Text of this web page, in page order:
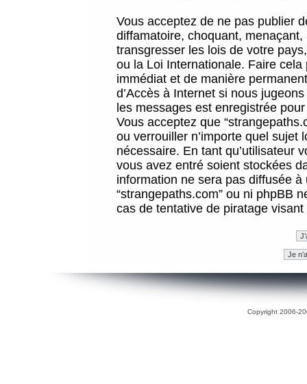
Vous acceptez de ne pas publier
diffamatoire, choquant,
transgresser les lois de votre
ou la Loi Internationale. Faire
immédiat et de manière
d’Accès à Internet si nous
les messages est enregistrée
Vous acceptez que
ou verrouiller n’importe quel sujet
nécessaire. En tant qu’utilisateur
vous avez entré soient stockées
information ne sera pas diffusée
“strangepaths.com” ou ni phpBB
cas de tentative de piratage
Copyright 2006-